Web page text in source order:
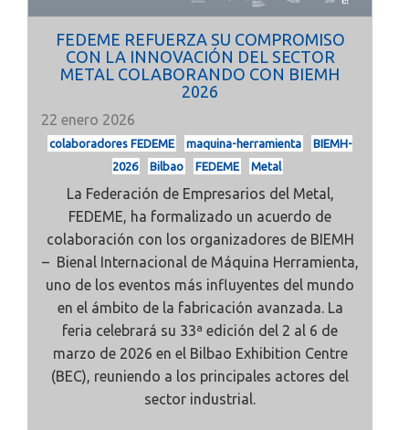
FEDEME REFUERZA SU COMPROMISO
CON LA INNOVACIÓN DEL SECTOR
METAL COLABORANDO CON BIEMH
2026
22 enero 2026
colaboradores FEDEME maquina-herramienta
BIEMH-
2026
Bilbao FEDEME Metal
La Federación de Empresarios del Metal,
FEDEME, ha formalizado un acuerdo de
colaboración con los organizadores de BIEMH
– Bienal Internacional de Máquina Herramienta,
uno de los eventos más influyentes del mundo
en el ámbito de la fabricación avanzada. La
feria celebrará su 33ª edición del 2 al 6 de
marzo de 2026 en el Bilbao Exhibition Centre
(BEC), reuniendo a los principales actores del
sector industrial.